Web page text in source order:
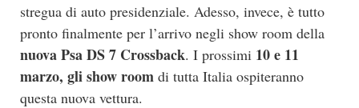
stregua di auto presidenziale. Adesso, invece, è tutto
pronto finalmente per l’arrivo negli show room della
nuova Psa DS 7 Crossback. I prossimi 10 e 11
marzo, gli show room di tutta Italia ospiteranno
questa nuova vettura.